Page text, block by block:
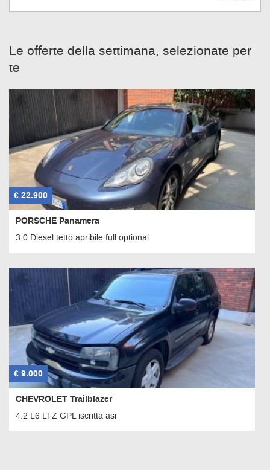
Le offerte della settimana, selezionate per
te
€ 22.900
PORSCHE Panamera
3.0 Diesel tetto apribile full optional
€ 9.000
CHEVROLET Trailblazer
4.2 L6 LTZ GPL iscritta asi